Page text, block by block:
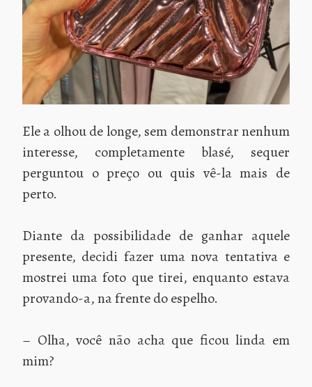
Ele a olhou de longe, sem demonstrar nenhum
interesse, completamente blasé, sequer
perguntou o preço ou quis vê-la mais de
perto.
Diante da possibilidade de ganhar aquele
presente, decidi fazer uma nova tentativa e
mostrei uma foto que tirei, enquanto estava
provando-a, na frente do espelho.
– Olha, você não acha que ficou linda em
mim?